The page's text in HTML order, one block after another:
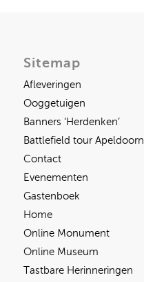
Sitemap
Afleveringen
Ooggetuigen
Banners ‘Herdenken’
Battlefield tour Apeldoorn
Contact
Evenementen
Gastenboek
Home
Online Monument
Online Museum
Tastbare Herinneringen